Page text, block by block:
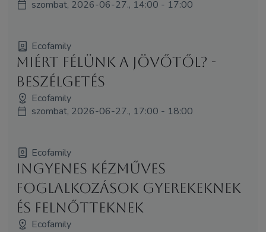
szombat, 2026-06-27., 14:00 - 17:00
Ecofamily
Miért félünk a jövőtől? -
Beszélgetés
Ecofamily
szombat, 2026-06-27., 17:00 - 18:00
Ecofamily
Ingyenes kézműves
foglalkozások gyerekeknek
és felnőtteknek
Ecofamily